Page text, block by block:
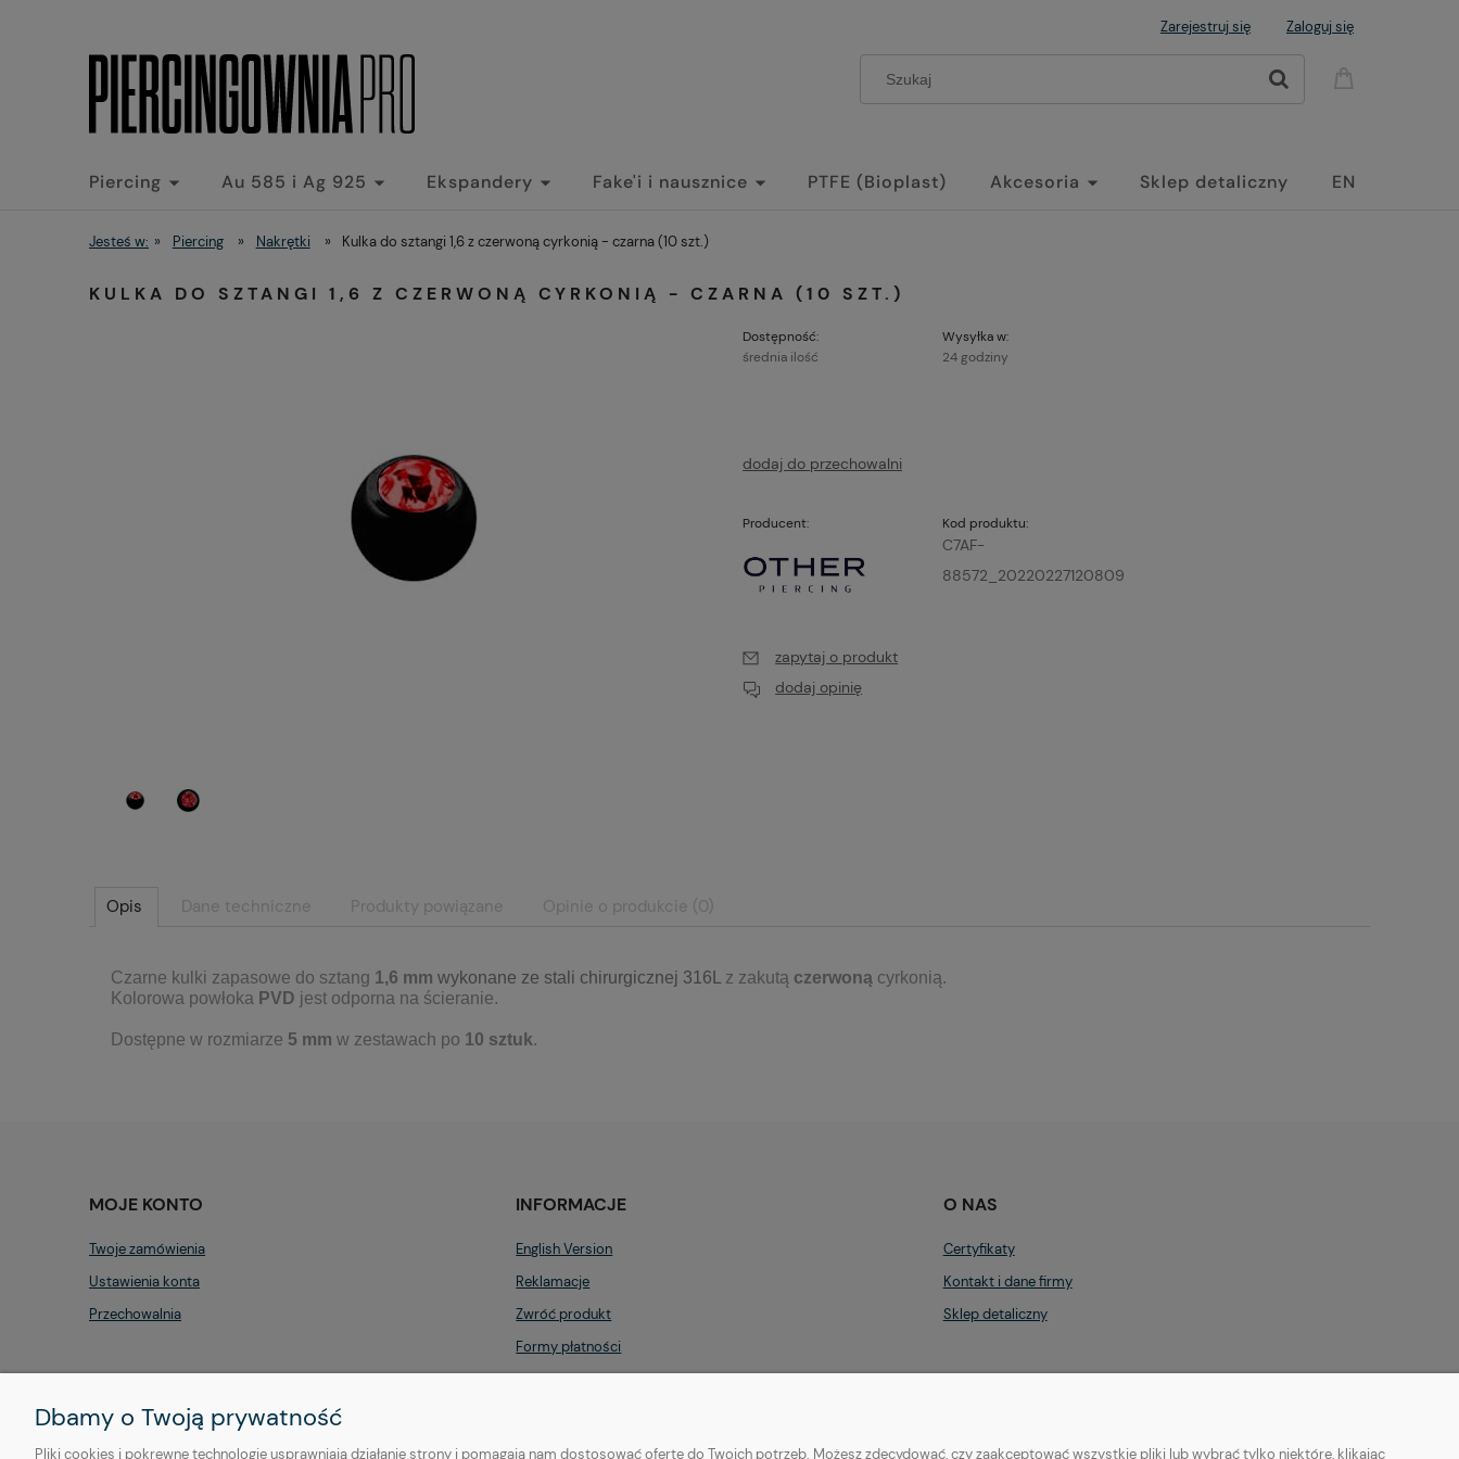
Zarejestruj się Zaloguj się
Piercing Au 585 i Ag 925 Ekspandery Fake'i i nausznice PTFE (Bioplast) Akcesoria Sklep detaliczny EN
Jesteś w: » Piercing » Nakrętki » Kulka do sztangi 1,6 z czerwoną cyrkonią - czarna (10 szt.)
KULKA DO SZTANGI 1,6 Z CZERWONĄ CYRKONIĄ - CZARNA (10 SZT.)
Dostępność:
średnia ilość
Wysyłka w:
24 godziny
dodaj do przechowalni
Producent: Kod produktu:
C7AF-
88572_20220227120809
zapytaj o produkt
dodaj opinię
Opis Dane techniczne Produkty powiązane Opinie o produkcie (0)
Czarne kulki zapasowe do sztang 1,6 mm wykonane ze stali chirurgicznej 316L z zakutą czerwoną cyrkonią.
Kolorowa powłoka PVD jest odporna na ścieranie.
Dostępne w rozmiarze 5 mm w zestawach po 10 sztuk.
MOJE KONTO
Twoje zamówienia
Ustawienia konta
Przechowalnia
INFORMACJE
English Version
Reklamacje
Zwróć produkt
Formy płatności
Regulamin
O NAS
Certyfikaty
Kontakt i dane firmy
Sklep detaliczny
Dbamy o Twoją prywatność
Pliki cookies i pokrewne technologie usprawniają działanie strony i pomagają nam dostosować ofertę do Twoich potrzeb. Możesz zdecydować, czy zaakceptować wszystkie pliki lub wybrać tylko niektóre, klikając